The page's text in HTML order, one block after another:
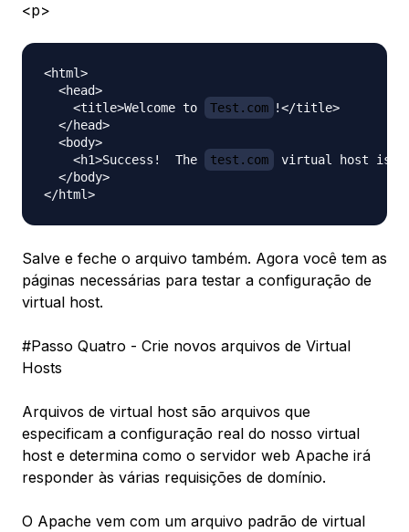
<p>
<html>
  <head>
    <title>Welcome to
Test.com !</title>
  </head>
  <body>
    <h1>Success!  The
test.com
virtual host is
  </body>
Salve e feche o arquivo também. Agora você tem as
páginas necessárias para testar a configuração de
virtual host.
#Passo Quatro - Crie novos arquivos de Virtual
Hosts
Arquivos de virtual host são arquivos que
especificam a configuração real do nosso virtual
host e determina como o servidor web Apache irá
responder às várias requisições de domínio.
O Apache vem com um arquivo padrão de virtual